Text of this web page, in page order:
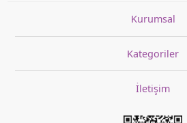
Kurumsal
Kategoriler
İletişim